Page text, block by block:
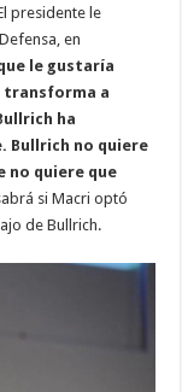
presidente le
en
le gustaría
transforma a
ha
Bullrich no quiere
no quiere que
si Macri optó
de Bullrich.